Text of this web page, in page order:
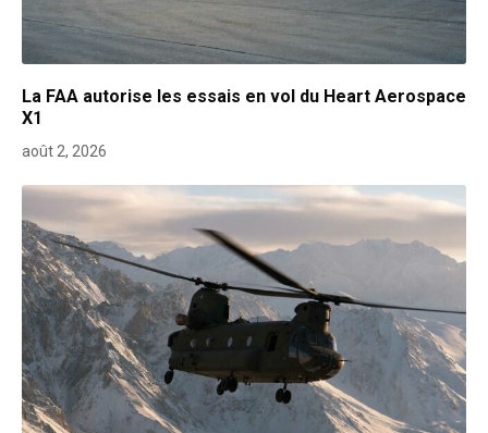
La FAA autorise les essais en vol du Heart Aerospace
X1
août 2, 2026